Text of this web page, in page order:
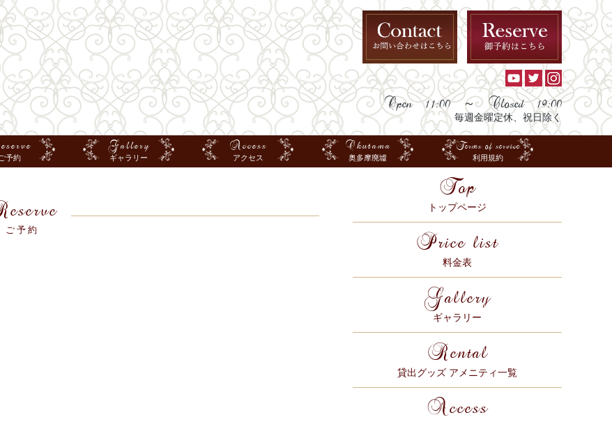
Open 11:00 ～ Closed 19:00
毎週金曜定休、祝日除く
ご予約
Gallery
ギャラリー
Access
アクセス
Okutama
奥多摩廃墟
Terms of service
利用規約
ご予約
Top
トップページ
Price list
料金表
Gallery
ギャラリー
Rental
貸出グッズ アメニティ一覧
Access